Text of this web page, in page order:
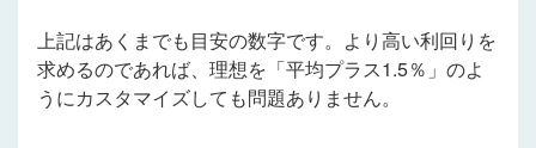
上記はあくまでも目安の数字です。より高い利回りを
求めるのであれば、理想を「平均プラス1.5％」のよ
うにカスタマイズしても問題ありません。